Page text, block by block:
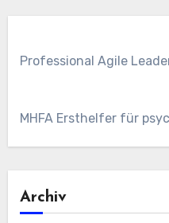
Professional Agile
MHFA Ersthelfer für
Archiv